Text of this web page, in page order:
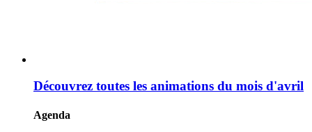
Découvrez toutes les animations du mois d'avril
Agenda